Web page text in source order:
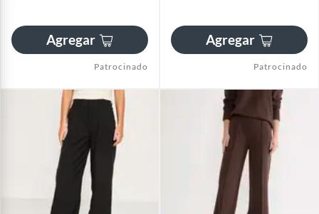
Agregar
Patrocinado
Agregar
Patrocinado